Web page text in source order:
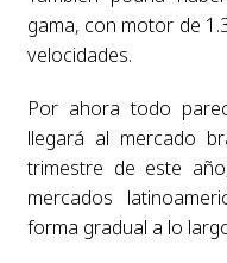
gama, con motor de
velocidades.
Por ahora todo
llegará al mercado
trimestre de este
mercados
forma gradual a lo